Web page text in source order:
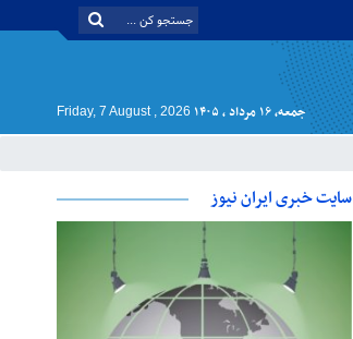
جمعه, ۱۶ مرداد , ۱۴۰۵ Friday, 7 August , 2026
سایت خبری ایران نیوز